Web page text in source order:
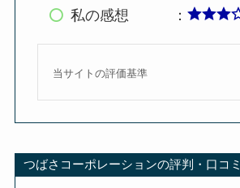
私の感想 ：
当サイトの評価基準
つばさコーポレーションの評判・口コミ